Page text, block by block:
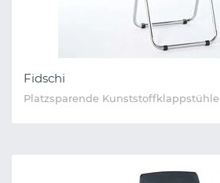
Fidschi
Platzsparende Kunststoffklappstühle